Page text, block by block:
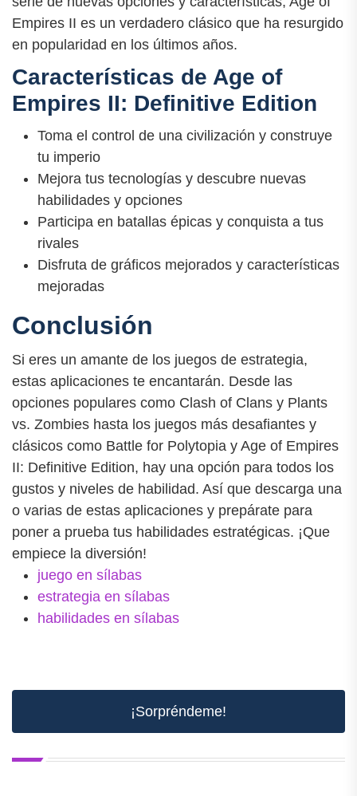
Empires II es un verdadero clásico que ha resurgido
en popularidad en los últimos años.
Características de Age of
Empires II: Definitive Edition
Toma el control de una civilización y construye
tu imperio
Mejora tus tecnologías y descubre nuevas
habilidades y opciones
Participa en batallas épicas y conquista a tus
rivales
Disfruta de gráficos mejorados y características
mejoradas
Conclusión
Si eres un amante de los juegos de estrategia,
estas aplicaciones te encantarán. Desde las
opciones populares como Clash of Clans y Plants
vs. Zombies hasta los juegos más desafiantes y
clásicos como Battle for Polytopia y Age of Empires
II: Definitive Edition, hay una opción para todos los
gustos y niveles de habilidad. Así que descarga una
o varias de estas aplicaciones y prepárate para
poner a prueba tus habilidades estratégicas. ¡Que
empiece la diversión!
juego en sílabas
estrategia en sílabas
habilidades en sílabas
¡Sorpréndeme!